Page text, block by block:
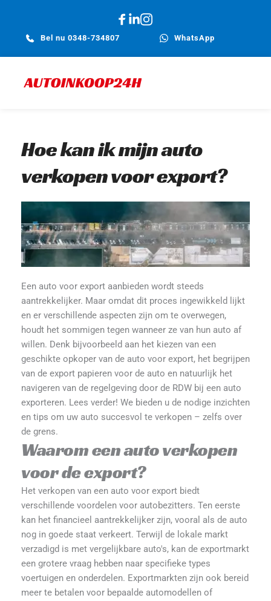
Bel nu 0348-734807 WhatsApp
Hoe kan ik mijn auto
verkopen voor export?
Een auto voor export aanbieden wordt steeds
aantrekkelijker. Maar omdat dit proces ingewikkeld lijkt
en er verschillende aspecten zijn om te overwegen,
houdt het sommigen tegen wanneer ze van hun auto af
willen. Denk bijvoorbeeld aan het kiezen van een
geschikte opkoper van de auto voor export, het begrijpen
van de export papieren voor de auto en natuurlijk het
navigeren van de regelgeving door de RDW bij een auto
exporteren. Lees verder! We bieden u de nodige inzichten
en tips om uw auto succesvol te verkopen – zelfs over
de grens.
Waarom een auto verkopen
voor de export?
Het verkopen van een auto voor export biedt
verschillende voordelen voor autobezitters. Ten eerste
kan het financieel aantrekkelijker zijn, vooral als de auto
nog in goede staat verkeert. Terwijl de lokale markt
verzadigd is met vergelijkbare auto's, kan de exportmarkt
een grotere vraag hebben naar specifieke types
voertuigen en onderdelen. Exportmarkten zijn ook bereid
meer te betalen voor bepaalde automodellen of